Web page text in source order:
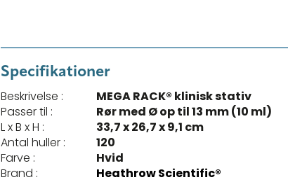
Specifikationer
Beskrivelse :
MEGA RACK® klinisk stativ
Passer til :
Rør med Ø op til 13 mm (10 ml)
L x B x H :
33,7 x 26,7 x 9,1 cm
Antal huller :
120
Farve :
Hvid
Brand :
Heathrow Scientific®